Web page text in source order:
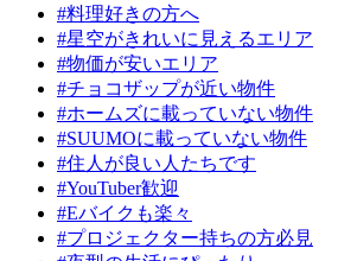
#料理好きの方へ
#星空がきれいに見えるエリア
#物価が安いエリア
#チョコザップが近い物件
#ホームズに載っていない物件
#SUUMOに載っていない物件
#住人が良い人たちです
#YouTuber歓迎
#Eバイクも楽々
#プロジェクター持ちの方必見